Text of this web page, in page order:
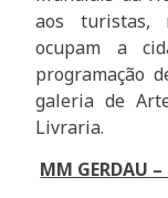
aos turistas,
ocupam a
programação
galeria de
Livraria.
MM GERDAU